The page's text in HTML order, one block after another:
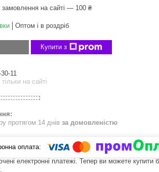
замовлення на сайті — 100 ₴
Оптом і в роздріб
Купити з
11
на сайті
протягом 14 днів за домовленістю
електронні платежі. Тепер ви можете купити